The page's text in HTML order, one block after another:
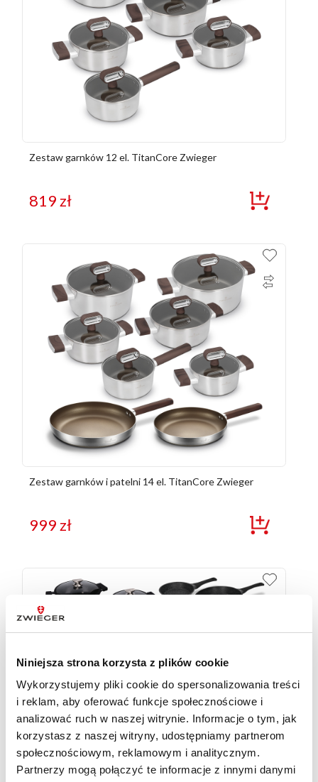
Niniejsza strona korzysta z plików cookie
Wykorzystujemy pliki cookie do spersonalizowania treści
i reklam, aby oferować funkcje społecznościowe i
analizować ruch w naszej witrynie. Informacje o tym, jak
korzystasz z naszej witryny, udostępniamy partnerom
społecznościowym, reklamowym i analitycznym.
Partnerzy mogą połączyć te informacje z innymi danymi
Zestaw garnków 12 el. TitanCore Zwieger
819zł
Zestaw garnków i patelni 14 el. TitanCore Zwieger
999zł